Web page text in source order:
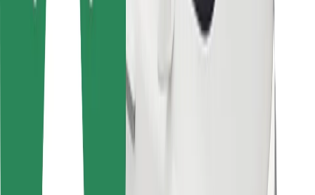
Bolt Food
Pre flotilových partnerov
Bolt for Business
Iné
Partneri
Podmienky používania